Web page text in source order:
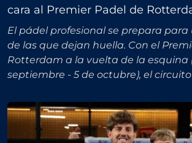
cara al Premier Padel de
El pádel profesional se prepara
de las que dejan huella. Con el
Rotterdam a la vuelta de la esquina
septiembre - 5 de octubre), el
menos